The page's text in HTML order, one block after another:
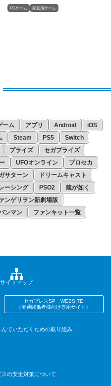
PCゲーム 家庭用ゲーム
ーム アプリ Android
iOS
Steam PS5
Switch
プライズ
セガプライズ
UFOオンライン
プロセカ
サターン
ドリームキャスト
ーシング PSO2
龍が如く
ンゲリヲン新劇場版
ンマン
ファンキット一覧
サイトマップ
セガプレスSP WEBSITE
（流通関係者様向け専用サイト）
でいただくための取り組み
の安全対策について